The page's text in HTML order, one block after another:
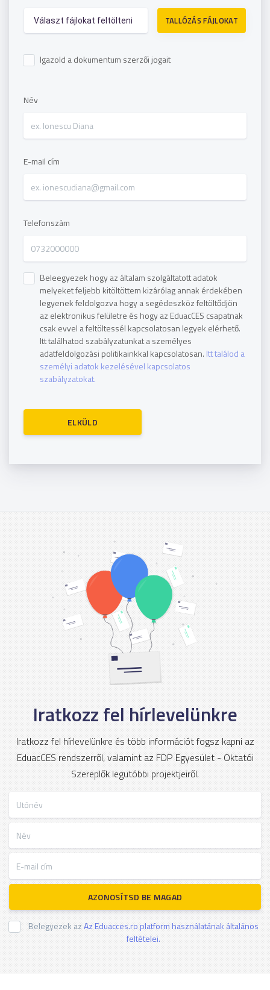
Választ fájlokat feltölteni TALLÓZÁS FÁJLOKAT
Igazold a dokumentum szerzői jogait
Név
E-mail cím
Telefonszám
Beleegyezek hogy az általam szolgáltatott adatok
melyeket feljebb kitöltöttem kizárólag annak érdekében
legyenek feldolgozva hogy a segédeszköz feltöltődjön
az elektronikus felületre és hogy az EduacCES csapatnak
csak evvel a feltöltessél kapcsolatosan legyek elérhető.
Itt találhatod szabályzatunkat a személyes
adatfeldolgozási politikainkkal kapcsolatosan. Itt találod a
személyi adatok kezelésével kapcsolatos
szabályzatokat.
ELKÜLD
Iratkozz fel hírlevelünkre
Iratkozz fel hírlevelünkre és több információt fogsz kapni az
EduacCES rendszerről, valamint az FDP Egyesület - Oktatói
Szereplők legutóbbi projektjeiről.
AZONOSÍTSD BE MAGAD
Belegyezek azAz Eduacces.ro platform használatának általános
feltételei.